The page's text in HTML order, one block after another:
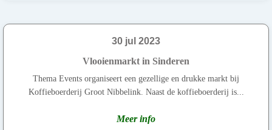
30 jul 2023
Vlooienmarkt in Sinderen
Thema Events organiseert een gezellige en drukke markt bij
Koffieboerderij Groot Nibbelink. Naast de koffieboerderij is...
Meer info